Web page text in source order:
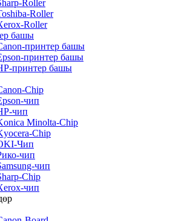
Roller
Roller
Roller
башы
принтер башы
принтер башы
принтер башы
Chip
чип
чип
Minolta-Chip
Chip
Чип
чип
чип
Chip
чип